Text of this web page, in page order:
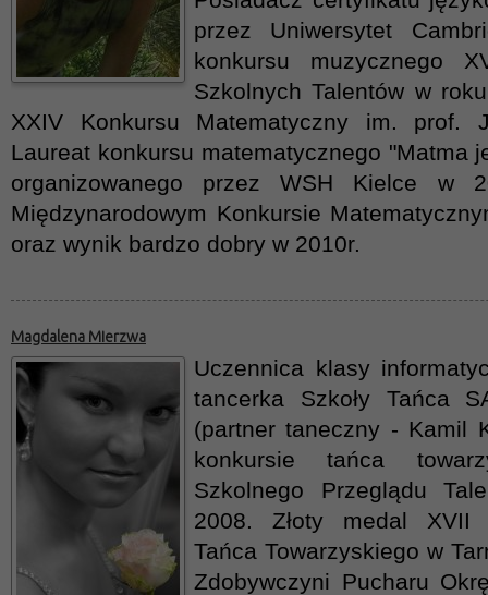
przez Uniwersytet
konkursu muzycznego
Szkolnych Talentów w
XXIV Konkursu Matematyczny im. prof.
Laureat konkursu matematycznego "Matma
organizowanego przez WSH Kielce w
Międzynarodowym Konkursie
oraz wynik bardzo dobry w 2010r.
Magdalena Mierzwa
Uczennica klasy
tancerka Szkoły Tańca
(partner taneczny - Kamil
konkursie tańca
Szkolnego Przeglądu
2008. Złoty medal XVII
Tańca Towarzyskiego w
Zdobywczyni Pucharu